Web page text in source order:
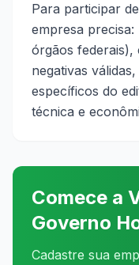
Para participar
empresa
órgãos federais),
negativas
específicos do
técnica e
Comece a
Governo
Cadastre sua